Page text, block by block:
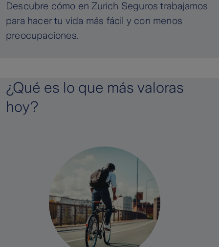
Descubre cómo en Zurich Seguros trabajamos
para hacer tu vida más fácil y con menos
preocupaciones.
¿Qué es lo que más valoras
hoy?